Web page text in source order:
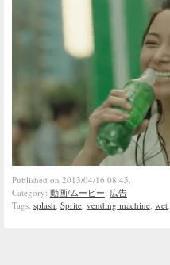
Published on 2013/04/16 08:45.
Category: 動画/ムービー, 広告
Tags: splash, Sprite, vending machine, wet,